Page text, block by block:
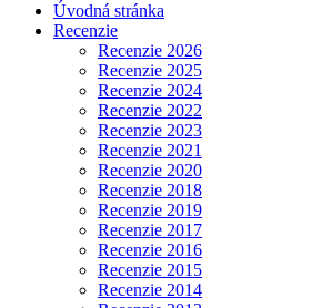
Úvodná stránka
Recenzie
Recenzie 2026
Recenzie 2025
Recenzie 2024
Recenzie 2022
Recenzie 2023
Recenzie 2021
Recenzie 2020
Recenzie 2018
Recenzie 2019
Recenzie 2017
Recenzie 2016
Recenzie 2015
Recenzie 2014